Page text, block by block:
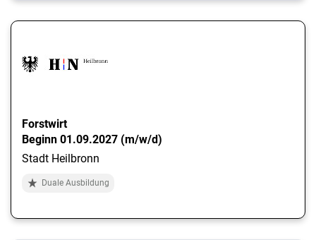
Forstwirt
Beginn 01.09.2027 (m/w/d)
Stadt Heilbronn
Duale Ausbildung